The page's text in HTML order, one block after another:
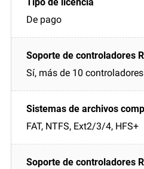
De pago
Sí, más de 10 controladores
FAT, NTFS, Ext2/3/4, HFS+